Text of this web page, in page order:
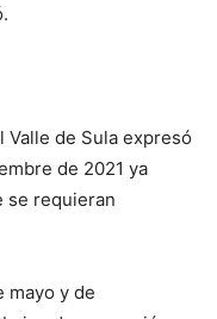
Valle de Sula expresó
de 2021 ya
se requieran
mayo y de